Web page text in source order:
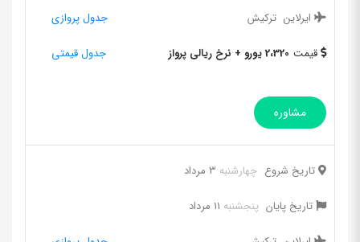
ایرلاین ترکیش جدول پروازی
قیمت 2،320 یورو + نرخ ریالی پرواز جدول قیمتی
مشاوره
تاریخ شروع چهارشنبه 3 مرداد
تاریخ پایان پنجشنبه 11 مرداد